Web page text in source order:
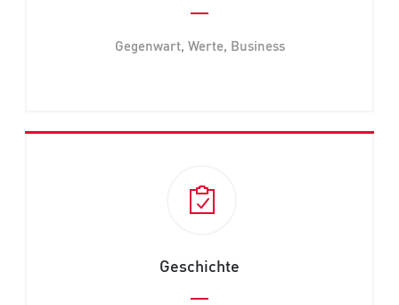
Gegenwart, Werte, Business
Geschichte